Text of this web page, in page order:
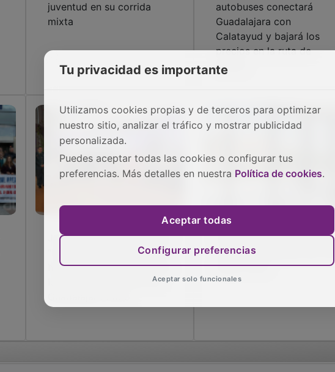
juventud en su corrida
mixta
autobuses conectará
Guadalajara con
Calatayud y bajará los
precios en la ruta de
Molina
José Luis Vega resalta que
“la cultura une a los seres
humanos” en la entrega de
los premios Provincia de
Paradores firma con CSIF
una subida salarial del 16%
hasta 2028
Tu privacidad es importante
Utilizamos cookies propias y de terceros para optimizar
nuestro sitio, analizar el tráfico y mostrar publicidad
personalizada.
Puedes aceptar todas las cookies o configurar tus
preferencias. Más detalles en nuestra Política de cookies.
Aceptar todas
Configurar preferencias
Aceptar solo funcionales